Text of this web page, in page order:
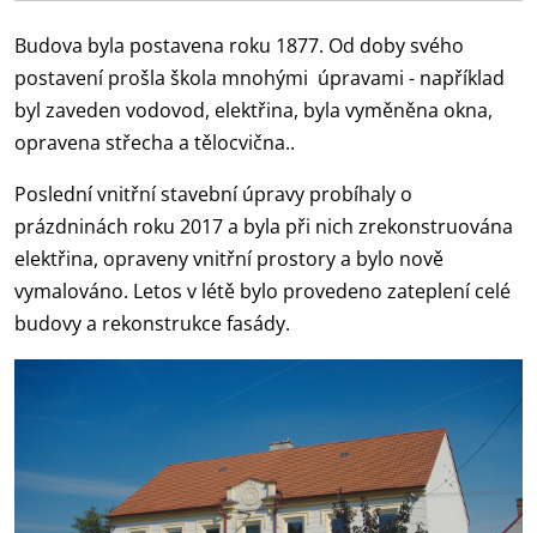
Budova byla postavena roku 1877. Od doby svého
postavení prošla škola mnohými úpravami - například
byl zaveden vodovod, elektřina, byla vyměněna okna,
opravena střecha a tělocvična..
Poslední vnitřní stavební úpravy probíhaly o
prázdninách roku 2017 a byla při nich zrekonstruována
elektřina, opraveny vnitřní prostory a bylo nově
vymalováno. Letos v létě bylo provedeno zateplení celé
budovy a rekonstrukce fasády.